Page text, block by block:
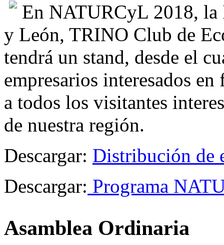
En NATURCyL 2018, la
y León, TRINO Club de
tendrá un stand, desde el
empresarios interesados
a todos los visitantes
de nuestra región.
Descargar: Distribución de
Descargar: Programa
Asamblea Ordinaria